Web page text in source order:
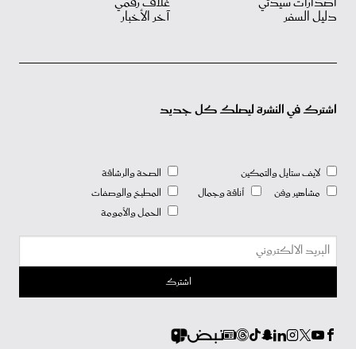
دليل السفر آخر الأخبار
اشترك في النشرة ليصلك كل جديد
لايف ستايل والتمكين
مشاهير وفن
أناقة وجمال
الصحة والرشاقة
المطبخ والوصفات
الحمل والأمومة